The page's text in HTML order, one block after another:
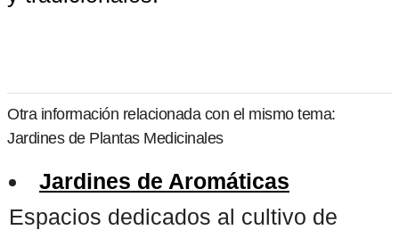
Otra información relacionada con el mismo tema:
Jardines de Plantas Medicinales
Jardines de Aromáticas
Espacios dedicados al cultivo de